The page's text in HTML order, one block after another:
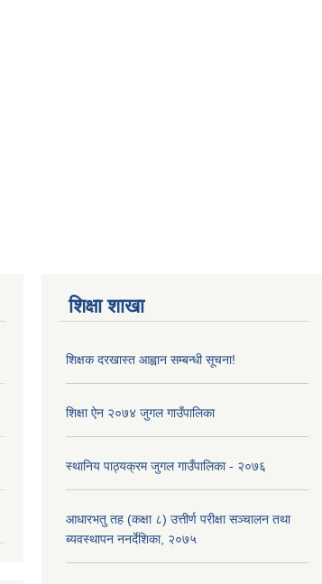
शिक्षा शाखा
शिक्षक दरखास्त आह्वान सम्बन्धी सूचना!
शिक्षा ऐन २०७४ जुगल गाउँपालिका
स्थानिय पाठ्यक्रम जुगल गाउँपालिका - २०७६
आधारभतु तह (कक्षा ८) उत्तीर्ण परीक्षा सञ्चालन तथा
ब्यवस्थापन ननर्देशिका, २०७५